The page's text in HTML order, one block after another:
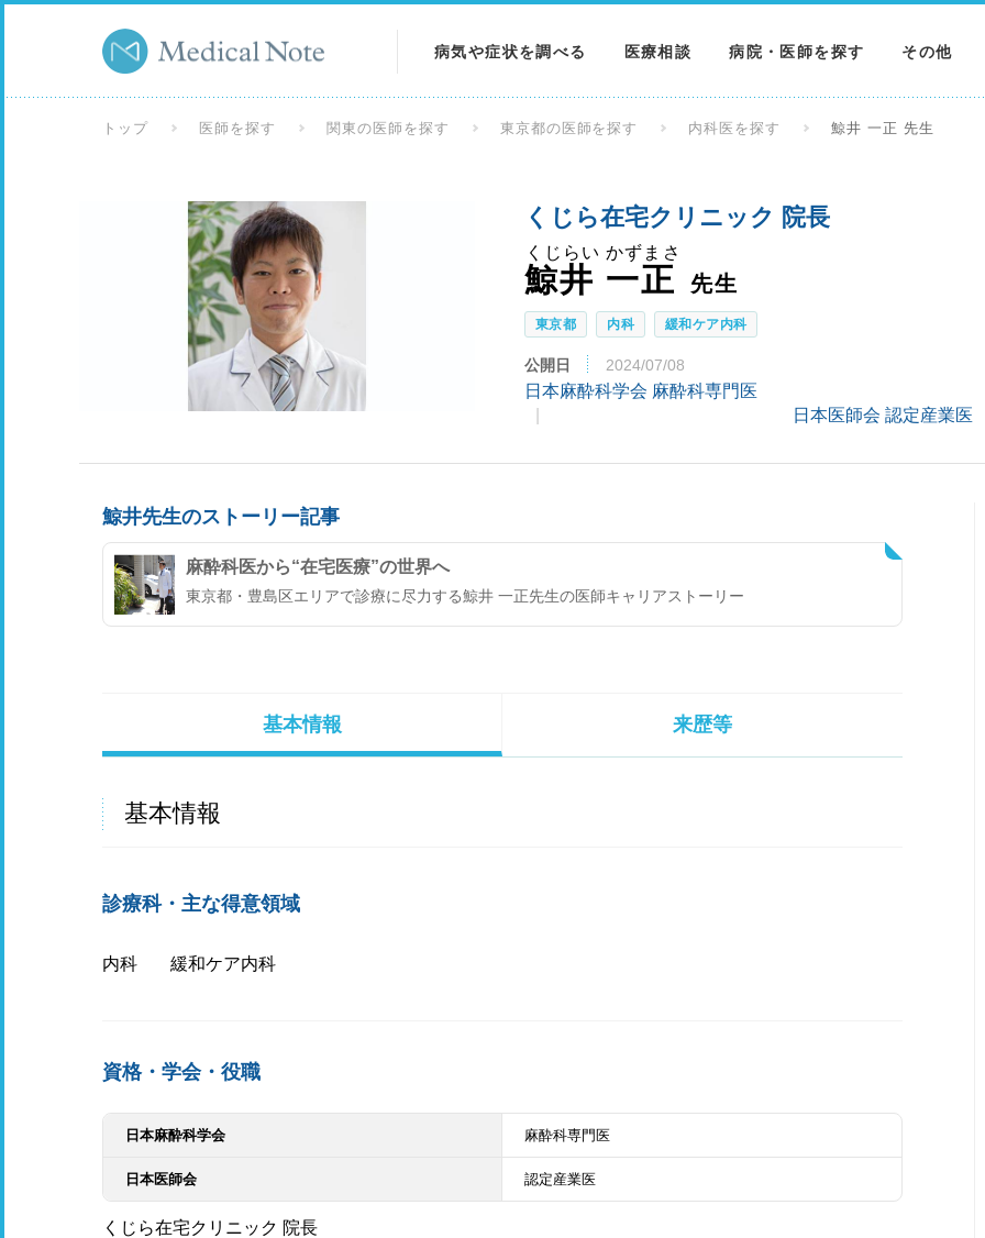
病気や症状を調べる
検査を調べる
医療相談 病院・医師を探す その他
トップ 医師を探す 関東の医師を探す 東京都の医師を探す 内科医を探す 鯨井 一正 先生
くじら在宅クリニック 院長
鯨井 一正
くじらい かずまさ
先生
東京都 内科 緩和ケア内科
公開日 2024/07/08
日本麻酔科学会 麻酔科専門医
日本医師会 認定産業医
鯨井先生のストーリー記事
麻酔科医から“在宅医療”の世界へ
東京都・豊島区エリアで診療に尽力する鯨井 一正先生の医師キャリアストーリー
基本情報 来歴等
基本情報
診療科・主な得意領域
内科 緩和ケア内科
資格・学会・役職
日本麻酔科学会 麻酔科専門医
日本医師会 認定産業医
くじら在宅クリニック 院長